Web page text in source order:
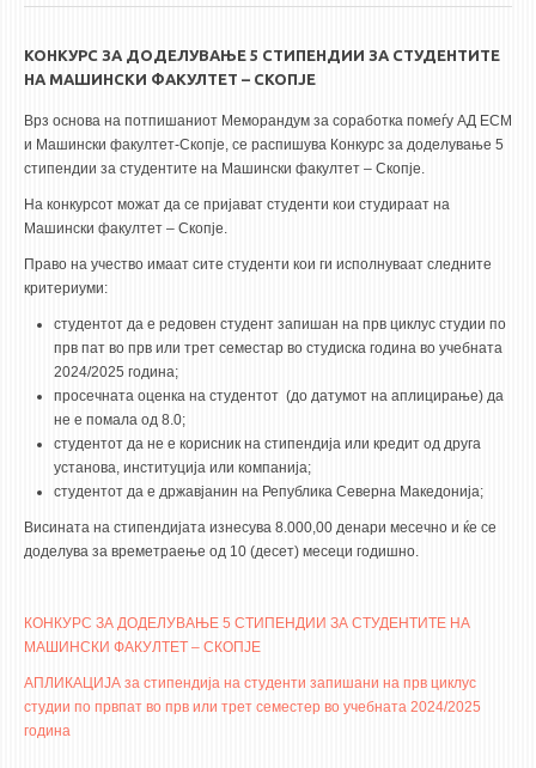
КОНКУРС ЗА ДОДЕЛУВАЊЕ 5 СТИПЕНДИИ ЗА СТУДЕНТИТЕ
НА МАШИНСКИ ФАКУЛТЕТ – СКОПЈЕ
Врз основа на потпишаниот Меморандум за соработка помеѓу АД ЕСМ
и Машински факултет-Скопје, се распишува Конкурс за доделување 5
стипендии за студентите на Машински факултет – Скопје.
На конкурсот можат да се пријават студенти кои студираат на
Машински факултет – Скопје.
Право на учество имаат сите студенти кои ги исполнуваат следните
критериуми:
студентот да е редовен студент запишан на прв циклус студии по
прв пат во прв или трет семестар во студиска година во учебната
2024/2025 година;
просечната оценка на студентот (до датумот на аплицирање) да
не е помала од 8.0;
студентот да не е корисник на стипендија или кредит од друга
установа, институција или компанија;
студентот да е државјанин на Република Северна Македонија;
Висината на стипендијата изнесува 8.000,00 денари месечно и ќе се
доделува за времетраење од 10 (десет) месеци годишно.
КОНКУРС ЗА ДОДЕЛУВАЊЕ 5 СТИПЕНДИИ ЗА СТУДЕНТИТЕ НА
МАШИНСКИ ФАКУЛТЕТ – СКОПЈЕ
АПЛИКАЦИЈА за стипендија на студенти запишани на прв циклус
студии по првпат во прв или трет семестер во учебната 2024/2025
година